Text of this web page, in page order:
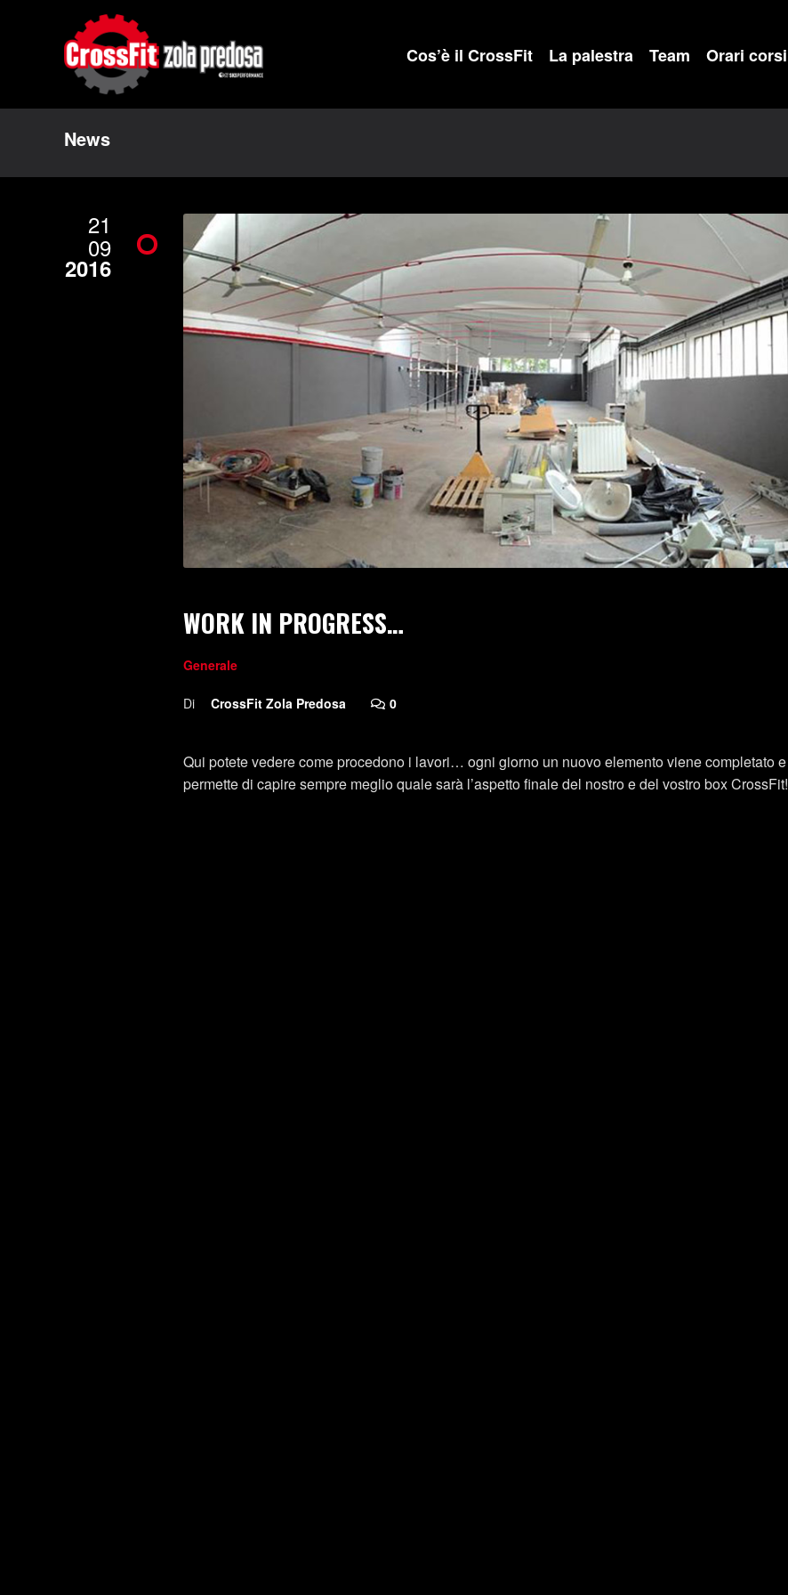
Cos’è il CrossFit La palestra Team Orari corsi
News
21
09
2016
WORK IN PROGRESS…
Generale
Di CrossFit Zola Predosa 0
Qui potete vedere come procedono i lavori… ogni giorno un nuovo elemento viene completato e
permette di capire sempre meglio quale sarà l’aspetto finale del nostro e del vostro box CrossFit!